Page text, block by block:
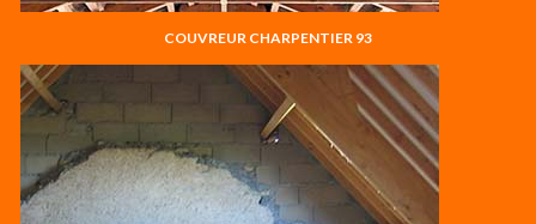
COUVREUR CHARPENTIER 93